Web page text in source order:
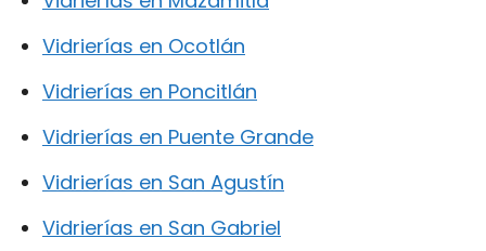
Vidrierías en Ocotlán
Vidrierías en Poncitlán
Vidrierías en Puente Grande
Vidrierías en San Agustín
Vidrierías en San Gabriel